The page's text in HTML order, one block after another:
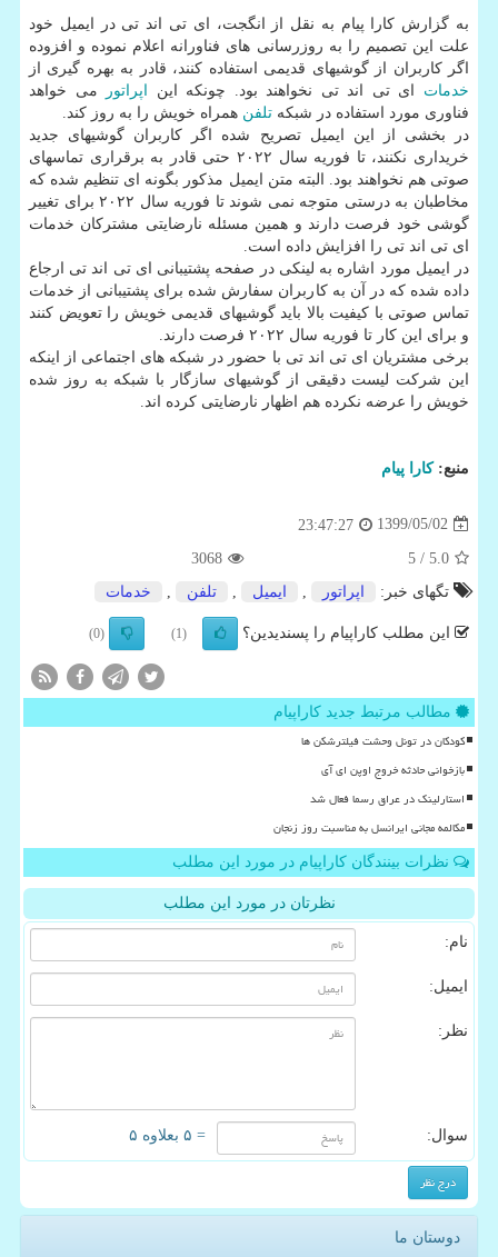
به گزارش کارا پیام به نقل از انگجت، ای تی اند تی در ایمیل خود
علت این تصمیم را به روزرسانی های فناورانه اعلام نموده و افزوده
اگر کاربران از گوشیهای قدیمی استفاده کنند، قادر به بهره گیری از
خدمات ای تی اند تی نخواهند بود. چونکه این اپراتور
می خواهد
فناوری مورد استفاده در شبکه تلفن همراه خویش را به روز کند.
در بخشی از این ایمیل تصریح شده اگر کاربران گوشیهای جدید
خریداری نکنند، تا فوریه سال ۲۰۲۲ حتی قادر به برقراری تماسهای
صوتی هم نخواهند بود. البته متن ایمیل مذکور بگونه ای تنظیم شده که
مخاطبان به درستی متوجه نمی شوند تا فوریه سال ۲۰۲۲ برای تغییر
گوشی خود فرصت دارند و همین مسئله نارضایتی مشترکان خدمات
ای تی اند تی را افزایش داده است.
در ایمیل مورد اشاره به لینکی در صفحه پشتیبانی ای تی اند تی ارجاع
داده شده که در آن به کاربران سفارش شده برای پشتیبانی از خدمات
تماس صوتی با کیفیت بالا باید گوشیهای قدیمی خویش را تعویض کنند
و برای این کار تا فوریه سال ۲۰۲۲ فرصت دارند.
برخی مشتریان ای تی اند تی با حضور در شبکه های اجتماعی از اینکه
این شرکت لیست دقیقی از گوشیهای سازگار با شبکه به روز شده
خویش را عرضه نکرده هم اظهار نارضایتی کرده اند.
منبع:كارا پیام
1399/05/02
23:47:27
5.0
/ 5
3068
تگهای خبر:
اپراتور ایمیل تلفن خدمات
این مطلب کاراپیام را پسندیدین؟ (1)
(0)
مطالب مرتبط جدید کاراپیام
کودکان در تونل وحشت فیلترشکن ها
بازخوانی حادثه خروج اوپن ای آی
استارلینک در عراق رسما فعال شد
مکالمه مجانی ایرانسل به مناسبت روز زنجان
نظرات بینندگان کاراپیام در مورد این مطلب
نظرتان در مورد این مطلب
نام:
ایمیل:
نظر:
سوال: = ۵ بعلاوه ۵
دوستان ما